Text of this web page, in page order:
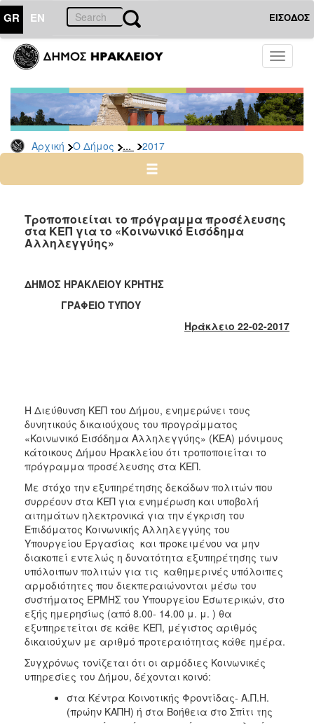
GR EN ΕΙΣΟΔΟΣ
Toggle
Αρχική Ο Δήμος ... 2017
ΔΗΜΟΣ
Δελτία
Τύπου
Αρχείο
2026
2024
2022
2021
2012
2011
2010
2006
ΤΟΠΟΣ
ΠΟΛΙΤΙΣΜΟΣ
ΑΝΘΕΚΤΙΚΗ
ΠΟΛΗ
Τροποποιείται το πρόγραμμα προσέλευσης
στα ΚΕΠ για το «Κοινωνικό Εισόδημα
Αλληλεγγύης»
ΔΗΜΟΣ ΗΡΑΚΛΕΙΟΥ ΚΡΗΤΗΣ
ΓΡΑΦΕΙΟ ΤΥΠΟΥ
Ηράκλειο 22-02-2017
Η Διεύθυνση ΚΕΠ του Δήμου, ενημερώνει τους
δυνητικούς δικαιούχους του προγράμματος
«Κοινωνικό Εισόδημα Αλληλεγγύης» (ΚΕΑ) μόνιμους
κάτοικους Δήμου Ηρακλείου ότι τροποποιείται το
πρόγραμμα προσέλευσης στα ΚΕΠ.
Με στόχο την εξυπηρέτησης δεκάδων πολιτών που
συρρέουν στα ΚΕΠ για ενημέρωση και υποβολή
αιτημάτων ηλεκτρονικά για την έγκριση του
Επιδόματος Κοινωνικής Αλληλεγγύης του
Υπουργείου Εργασίας και προκειμένου να μην
διακοπεί εντελώς η δυνατότητα εξυπηρέτησης των
υπόλοιπων πολιτών για τις καθημερινές υπόλοιπες
αρμοδιότητες που διεκπεραιώνονται μέσω του
συστήματος ΕΡΜΗΣ του Υπουργείου Εσωτερικών, στο
εξής ημερησίως (από 8.00- 14.00 μ. μ. ) θα
εξυπηρετείται σε κάθε ΚΕΠ, μέγιστος αριθμός
δικαιούχων με αριθμό προτεραιότητας κάθε ημέρα.
Συγχρόνως τονίζεται ότι οι αρμόδιες Κοινωνικές
υπηρεσίες του Δήμου, δέχονται κοινό:
στα Κέντρα Κοινοτικής Φροντίδας- Α.Π.Η.
(πρώην ΚΑΠΗ) ή στα Βοήθεια στο Σπίτι της